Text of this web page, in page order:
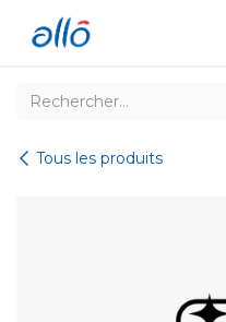
Tous les produits